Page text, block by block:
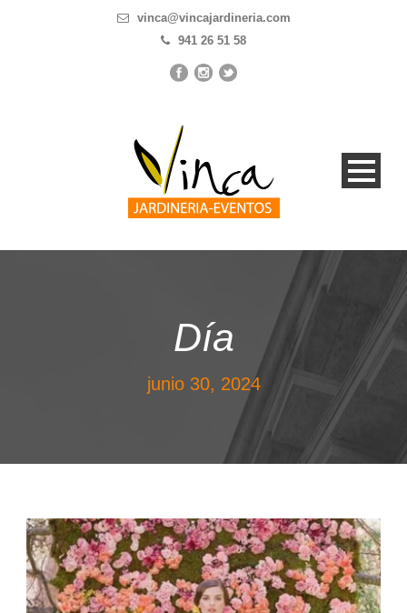
vinca@vincajardineria.com
941 26 51 58
Día
junio 30, 2024